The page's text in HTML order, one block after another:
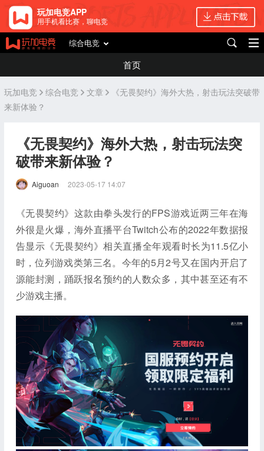
玩加电竞APP
用手机看比赛，聊电竞
综合电竞
首页
玩加电竞 综合电竞 文章
《无畏契约》海外大热，射击玩法突破带
来新体验？
《无畏契约》海外大热，射击玩法突
破带来新体验？
Aiguoan 2023-05-17 14:07
《无畏契约》这款由拳头发行的FPS游戏近两三年在海
外很是火爆，海外直播平台Twitch公布的2022年数据报
告显示《无畏契约》相关直播全年观看时长为11.5亿小
时，位列游戏类第三名。今年的5月2号又在国内开启了
源能封测，踊跃报名预约的人数众多，其中甚至还有不
少游戏主播。